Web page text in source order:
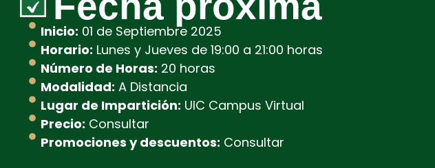
Inicio: 01 de Septiembre 2025
Horario: Lunes y Jueves de 19:00 a 21:00 horas
Número de Horas: 20 horas
Modalidad: A Distancia
Lugar de Impartición: UIC Campus Virtual
Precio: Consultar
Promociones y descuentos: Consultar